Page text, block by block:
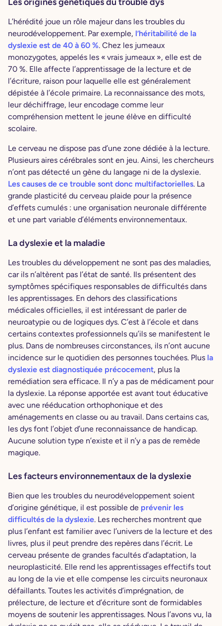
L’hérédité joue un rôle majeur dans les troubles du
neurodéveloppement. Par exemple, l’héritabilité de la
dyslexie est de 40 à 60 %. Chez les jumeaux
monozygotes, appelés les « vrais jumeaux », elle est de
70 %. Elle affecte l’apprentissage de la lecture et de
l’écriture, raison pour laquelle elle est généralement
dépistée à l’école primaire. La reconnaissance des mots,
leur déchiffrage, leur encodage comme leur
compréhension mettent le jeune élève en difficulté
scolaire.
Le cerveau ne dispose pas d’une zone dédiée à la lecture.
Plusieurs aires cérébrales sont en jeu. Ainsi, les chercheurs
n’ont pas détecté un gène du langage ni de la dyslexie.
Les causes de ce trouble sont donc multifactorielles. La
grande plasticité du cerveau plaide pour la présence
d’effets cumulés : une organisation neuronale différente
et une part variable d’éléments environnementaux.
La dyslexie et la maladie
Les troubles du développement ne sont pas des maladies,
car ils n’altèrent pas l’état de santé. Ils présentent des
symptômes spécifiques responsables de difficultés dans
les apprentissages. En dehors des classifications
médicales officielles, il est intéressant de parler de
neuroatypie ou de logiques dys. C’est à l’école et dans
certains contextes professionnels qu’ils se manifestent le
plus. Dans de nombreuses circonstances, ils n’ont aucune
incidence sur le quotidien des personnes touchées. Plus la
dyslexie est diagnostiquée précocement, plus la
remédiation sera efficace. Il n’y a pas de médicament pour
la dyslexie. La réponse apportée est avant tout éducative
avec une rééducation orthophonique et des
aménagements en classe ou au travail. Dans certains cas,
les dys font l’objet d’une reconnaissance de handicap.
Aucune solution type n’existe et il n’y a pas de remède
magique.
Les facteurs environnementaux de la dyslexie
Bien que les troubles du neurodéveloppement soient
d’origine génétique, il est possible de prévenir les
difficultés de la dyslexie. Les recherches montrent que
plus l’enfant est familier avec l’univers de la lecture et des
livres, plus il peut prendre des repères dans l’écrit. Le
cerveau présente de grandes facultés d’adaptation, la
neuroplasticité. Elle rend les apprentissages effectifs tout
au long de la vie et elle compense les circuits neuronaux
défaillants. Toutes les activités d’imprégnation, de
prélecture, de lecture et d’écriture sont de formidables
moyens de soutenir les apprentissages. Nous l’avons vu, la